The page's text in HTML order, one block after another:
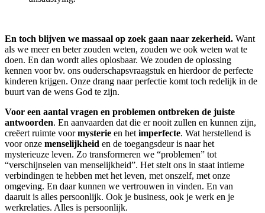
En toch blijven we massaal op zoek gaan naar zekerheid. Want
als we meer en beter zouden weten, zouden we ook weten wat te
doen. En dan wordt alles oplosbaar. We zouden de oplossing
kennen voor bv. ons ouderschapsvraagstuk en hierdoor de perfecte
kinderen krijgen. Onze drang naar perfectie komt toch redelijk in de
buurt van de wens God te zijn.
Voor een aantal vragen en problemen ontbreken de juiste
antwoorden. En aanvaarden dat die er nooit zullen en kunnen zijn,
creëert ruimte voormysterie en het imperfecte. Wat herstellend is
voor onze menselijkheid en de toegangsdeur is naar het
mysterieuze leven. Zo transformeren we “problemen” tot
“verschijnselen van menselijkheid”. Het stelt ons in staat intieme
verbindingen te hebben met het leven, met onszelf, met onze
omgeving. En daar kunnen we vertrouwen in vinden. En van
daaruit is alles persoonlijk. Ook je business, ook je werk en je
werkrelaties. Alles is persoonlijk.